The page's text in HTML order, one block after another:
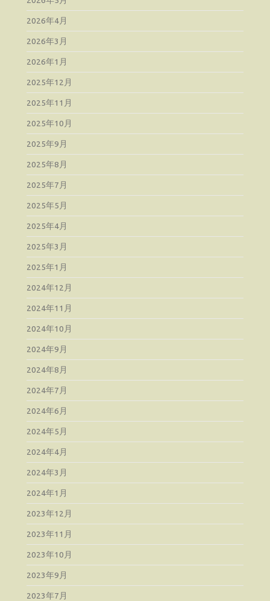
2026年4月
2026年3月
2026年1月
2025年12月
2025年11月
2025年10月
2025年9月
2025年8月
2025年7月
2025年5月
2025年4月
2025年3月
2025年1月
2024年12月
2024年11月
2024年10月
2024年9月
2024年8月
2024年7月
2024年6月
2024年5月
2024年4月
2024年3月
2024年1月
2023年12月
2023年11月
2023年10月
2023年9月
2023年7月